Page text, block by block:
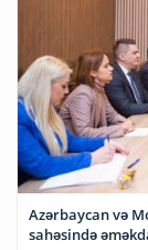
Azərbaycan və
sahəsində